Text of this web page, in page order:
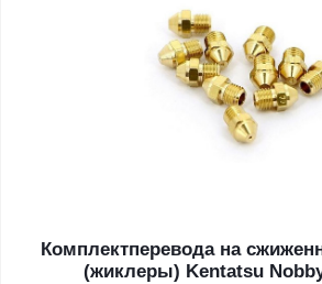
Комплектперевода на
(жиклеры) Kentatsu